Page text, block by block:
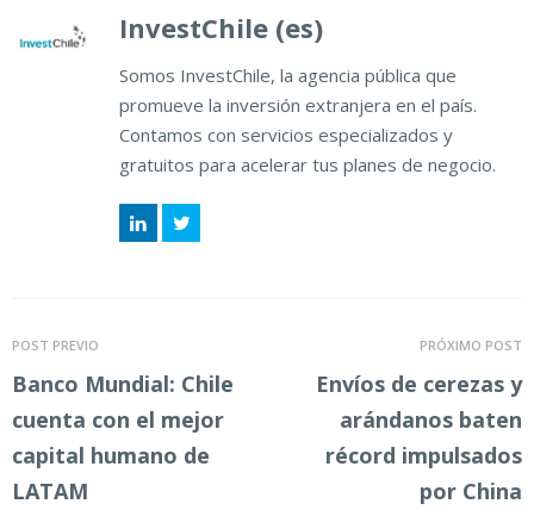
InvestChile (es)
Somos InvestChile, la agencia pública que
promueve la inversión extranjera en el país.
Contamos con servicios especializados y
gratuitos para acelerar tus planes de negocio.
POST PREVIO
Banco Mundial: Chile
cuenta con el mejor
capital humano de
LATAM
PRÓXIMO POST
Envíos de cerezas y
arándanos baten
récord impulsados
por China